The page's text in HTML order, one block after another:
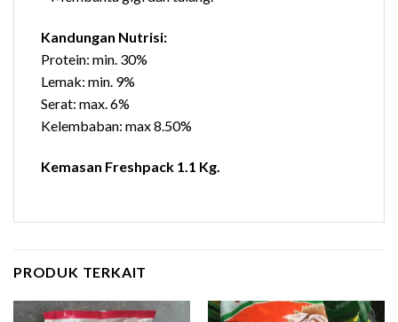
Kandungan Nutrisi:
Protein: min. 30%
Lemak: min. 9%
Serat: max. 6%
Kelembaban: max 8.50%
Kemasan Freshpack 1.1 Kg.
PRODUK TERKAIT